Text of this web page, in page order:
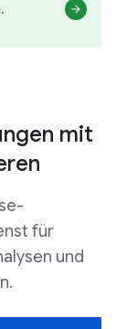
mit
für
und